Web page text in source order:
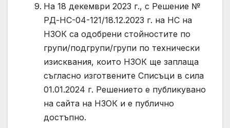
На 18 декември 2023 г., с Решение №
РД-НС-04-121/18.12.2023 г. на НС на
НЗОК са одобрени стойностите по
групи/подгрупи/групи по технически
изисквания, които НЗОК ще заплаща
съгласно изготвените Списъци в сила
01.01.2024 г. Решението е публикувано
на сайта на НЗОК и е публично
достъпно.